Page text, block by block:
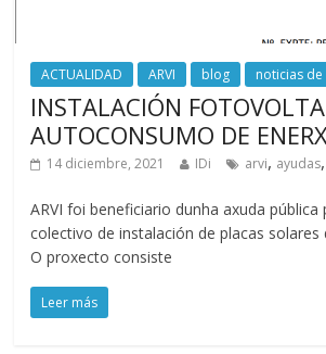
ACTUALIDAD ARVI blog noticias
INSTALACIÓN
AUTOCONSUMO DE
14 diciembre, 2021 IDi arvi, ayudas,
ARVI foi beneficiario dunha axuda
colectivo de instalación de placas
O proxecto consiste
Leer más